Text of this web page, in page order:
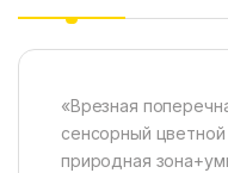
«Врезная
сенсорный цветной
природная